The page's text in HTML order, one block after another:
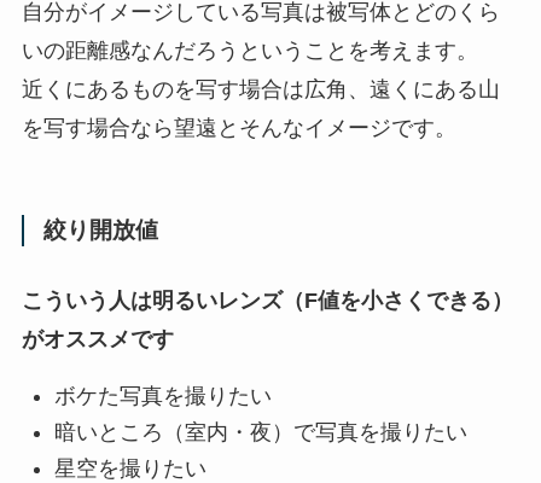
自分がイメージしている写真は被写体とどのくら
いの距離感なんだろうということを考えます。
近くにあるものを写す場合は広角、遠くにある山
を写す場合なら望遠とそんなイメージです。
絞り開放値
こういう人は明るいレンズ（F値を小さくできる）
がオススメです
ボケた写真を撮りたい
暗いところ（室内・夜）で写真を撮りたい
星空を撮りたい